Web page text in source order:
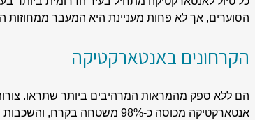
הסוערים, אך לא פחות מעניינת היא המעבר ממחוזות
הקרחונים באנטארקטיקה
הם ללא ספק מהמראות המרהיבים ביותר שתראו.
אנטארקטיקה מכוסה כ-98%